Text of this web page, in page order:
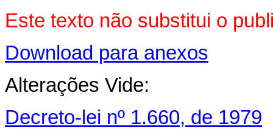
Este texto não substitui o
Download para anexos
Alterações Vide:
Decreto-lei nº 1.660, de 1979